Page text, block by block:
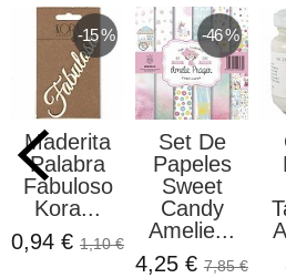
-15 %
Maderita
Palabra
Fabuloso
Kora...
0,94 € 1,10 €
-46 %
Set De
Papeles
Sweet
Candy
Amelie...
4,25 € 7,85 €